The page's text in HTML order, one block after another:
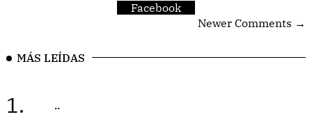
Facebook
Newer Comments →
MÁS LEÍDAS
1. ..